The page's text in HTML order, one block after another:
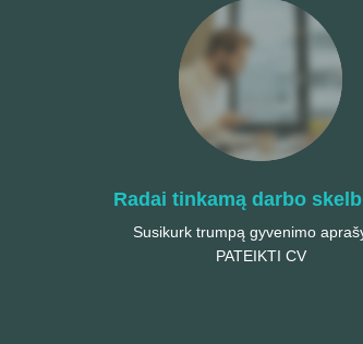
Radai tinkamą darbo
Susikurk trumpą gyvenimo
PATEIKTI CV